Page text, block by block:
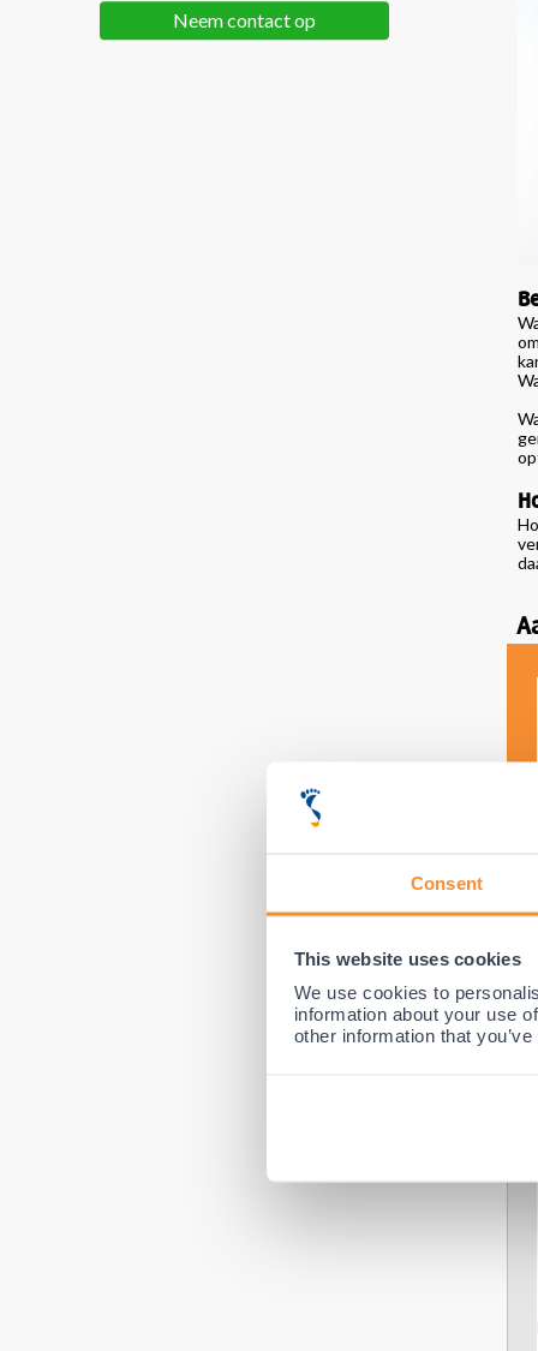
Consent
This website uses cookies
We use cookies to
information about your use
other information that
Neem contact op
BESCHERMINGSNIVEAU 3